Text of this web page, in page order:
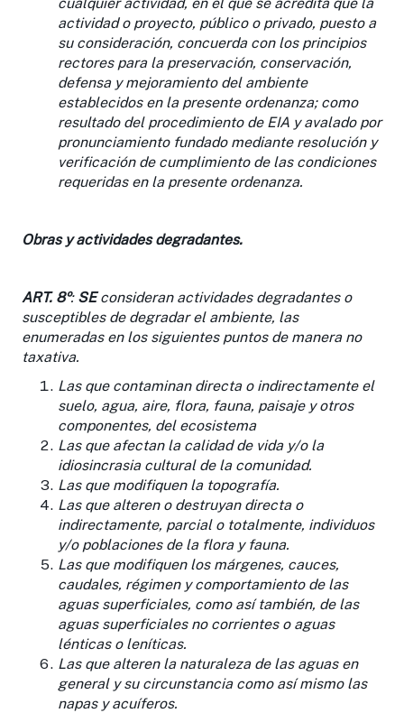
actividad o proyecto, público o privado, puesto a
su consideración, concuerda con los principios
rectores para la preservación, conservación,
defensa y mejoramiento del ambiente
establecidos en la presente ordenanza; como
resultado del procedimiento de EIA y avalado por
pronunciamiento fundado mediante resolución y
verificación de cumplimiento de las condiciones
requeridas en la presente ordenanza.
Obras y actividades degradantes.
ART. 8º: SEconsideran actividades degradantes o
susceptibles de degradar el ambiente, las
enumeradas en los siguientes puntos de manera no
taxativa.
Las que contaminan directa o indirectamente el
suelo, agua, aire, flora, fauna, paisaje y otros
componentes, del ecosistema
Las que afectan la calidad de vida y/o la
idiosincrasia cultural de la comunidad.
Las que modifiquen la topografía.
Las que alteren o destruyan directa o
indirectamente, parcial o totalmente, individuos
y/o poblaciones de la flora y fauna.
Las que modifiquen los márgenes, cauces,
caudales, régimen y comportamiento de las
aguas superficiales, como así también, de las
aguas superficiales no corrientes o aguas
lénticas o leníticas.
Las que alteren la naturaleza de las aguas en
general y su circunstancia como así mismo las
napas y acuíferos.